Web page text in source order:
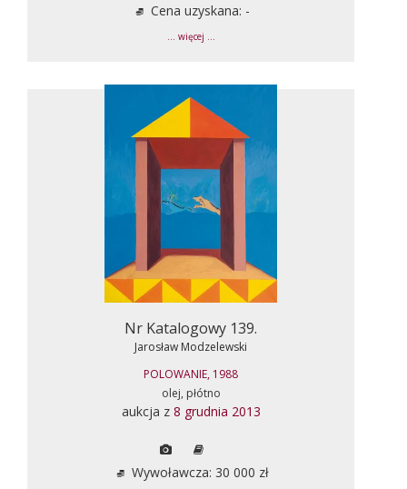
Cena uzyskana: -
... więcej ...
Nr Katalogowy 139.
Jarosław Modzelewski
POLOWANIE, 1988
olej, płótno
aukcja z 8 grudnia 2013
Wywoławcza: 30 000 zł